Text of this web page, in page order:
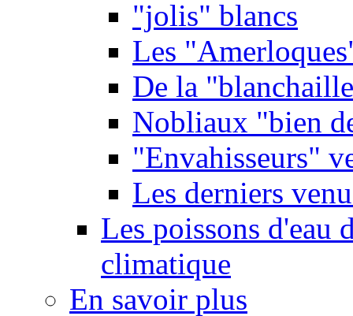
"jolis" blancs
Les
De la
Nobliaux "bien
"Envahisseurs"
Les derniers
Les poissons d'eau
climatique
En savoir plus